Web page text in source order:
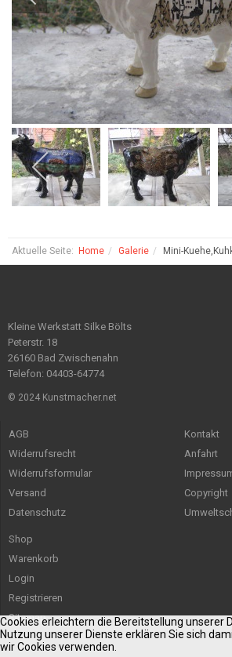
Aktuelle Seite: Home Galerie Mini-
Kleine Werkstatt Silke Bölts
Peterstr. 18
26160 Bad Zwischenahn
Telefon: 04403-64774
© 2024 Kunstmacher.net
AGB
Widerrufsrecht
Widerrufsformular
Versand
Datenschutz
Kontakt
Anfahrt
Copyright
Shop
Warenkorb
Login
Registrieren
Sitemap
Cookies erleichtern die Bereitstellung unserer
Nutzung unserer Dienste erklären Sie sich
wir Cookies verwenden.